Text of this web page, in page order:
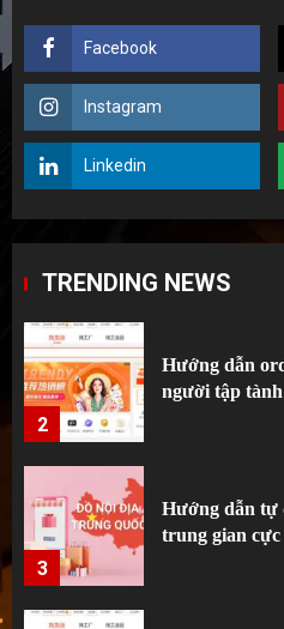
Facebook
Instagram
Linkedin
TRENDING NEWS
1
Top 5 sai lầm
tành order
2
Hướng dẫn
người tập
3
Hướng dẫn tự
trung gian cực
4
Bí kíp mua
cho người
cao thủ chỉ